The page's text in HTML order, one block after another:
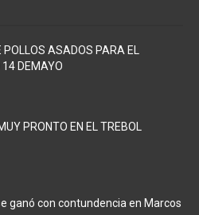
POLLOS ASADOS PARA EL
14 DEMAYO
PRONTO EN EL TREBOL
ganó con contundencia en Marcos